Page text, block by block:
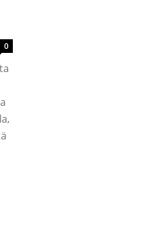
0